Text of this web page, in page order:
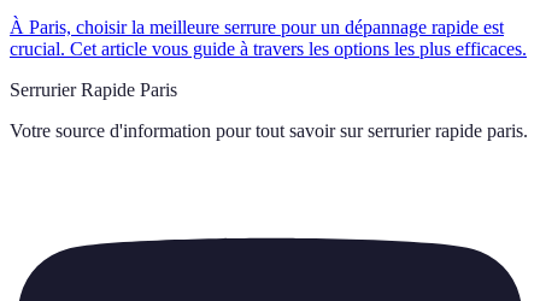
À Paris, choisir la meilleure serrure pour un dépannage rapide est
crucial. Cet article vous guide à travers les options les plus efficaces.
Serrurier Rapide Paris
Votre source d'information pour tout savoir sur serrurier rapide paris.